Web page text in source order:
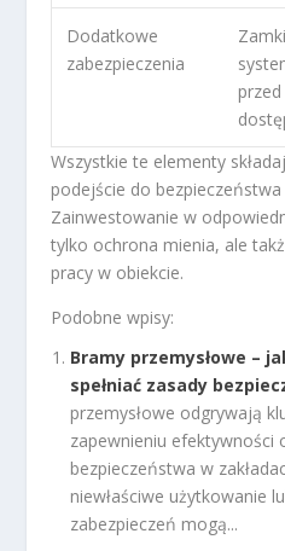
Dodatkowe
zabezpieczenia
Wszystkie te elementy
podejście do
Zainwestowanie w
tylko ochrona mienia, ale
pracy w obiekcie.
Podobne wpisy:
Bramy przemysłowe –
spełniać zasady
przemysłowe odgrywają
zapewnieniu efektywności
bezpieczeństwa w
niewłaściwe użytkowanie
zabezpieczeń mogą...